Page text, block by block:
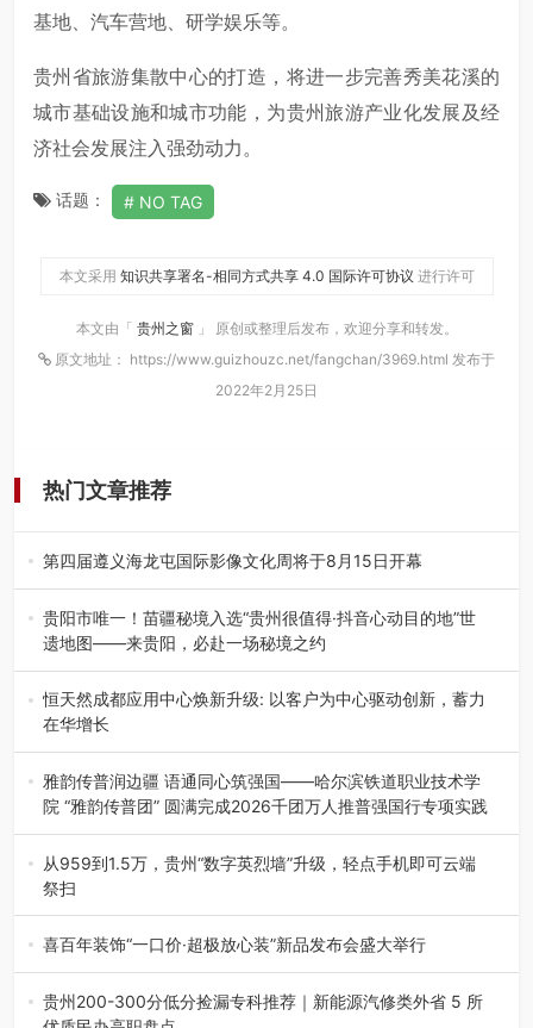
基地、汽车营地、研学娱乐等。
贵州省旅游集散中心的打造，将进一步完善秀美花溪的
城市基础设施和城市功能，为贵州旅游产业化发展及经
济社会发展注入强劲动力。
话题： NO TAG
本文采用 知识共享署名-相同方式共享 4.0 国际许可协议 进行许可
本文由「 贵州之窗 」 原创或整理后发布，欢迎分享和转发。
原文地址： https://www.guizhouzc.net/fangchan/3969.html 发布于
2022年2月25日
热门文章推荐
第四届遵义海龙屯国际影像文化周将于8月15日开幕
8月7日，第四届遵义海龙屯国际影像文化周媒体通气会在世
界文化遗产地海龙屯核心景区…
贵阳市唯一！苗疆秘境入选“贵州很值得·抖音心动目的地”世
遗地图——来贵阳，必赴一场秘境之约
2026年7月21日，2026年“贵州很值得”暨抖音“心动目的
地”（贵州站）主题…
恒天然成都应用中心焕新升级: 以客户为中心驱动创新，蓄力
在华增长
融合全球研发实力与本土洞察，深化客户共创，赋能西南市
场创新发展 （7月27日，成…
雅韵传普润边疆 语通同心筑强国——哈尔滨铁道职业技术学
院 “雅韵传普团” 圆满完成2026千团万人推普强国行专项实践
为扎实推进2026“千团万人推普强国行”大学生暑期社会实
践，牢牢紧扣 “雅韵传普…
从959到1.5万，贵州“数字英烈墙”升级，轻点手机即可云端
祭扫
八一建军节到来之际，由贵州省退役军人事务厅指导，贵阳
市退役军人事务局联合贵州广电…
喜百年装饰“一口价·超极放心装”新品发布会盛大举行
2026年7月31日，喜百年装饰“一口价·超极放心装”新品发布
会在贵阳隆重举行。…
贵州200-300分低分捡漏专科推荐｜新能源汽修类外省 5 所